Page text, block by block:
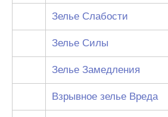
Зелье Слабости
Зелье Силы
Зелье Замедления
Взрывное зелье Вреда